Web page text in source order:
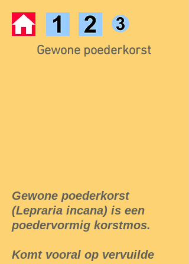
Gewone poederkorst
Gewone poederkorst
(Lepraria incana) is een
poedervormig korstmos.
Komt vooral op vervuilde